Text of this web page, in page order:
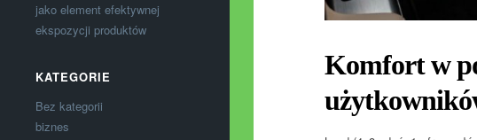
jako element efektywnej
ekspozycji produktów
KATEGORIE
Bez kategorii
biznes
Komfort w